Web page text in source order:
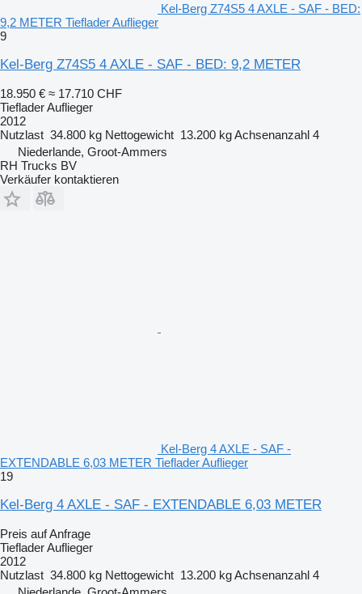
Kel-Berg Z74S5 4 AXLE - SAF - BED:
9,2 METER Tieflader Auflieger
9
Kel-Berg Z74S5 4 AXLE - SAF - BED: 9,2 METER
18.950 € ≈ 17.710 CHF
Tieflader Auflieger
2012
Nutzlast 34.800 kg Nettogewicht 13.200 kgAchsenanzahl 4
Niederlande, Groot-Ammers
RH Trucks BV
Verkäufer kontaktieren
Kel-Berg 4 AXLE - SAF -
EXTENDABLE 6,03 METER Tieflader Auflieger
19
Kel-Berg 4 AXLE - SAF - EXTENDABLE 6,03 METER
Preis auf Anfrage
Tieflader Auflieger
2012
Nutzlast 34.800 kg Nettogewicht 13.200 kgAchsenanzahl 4